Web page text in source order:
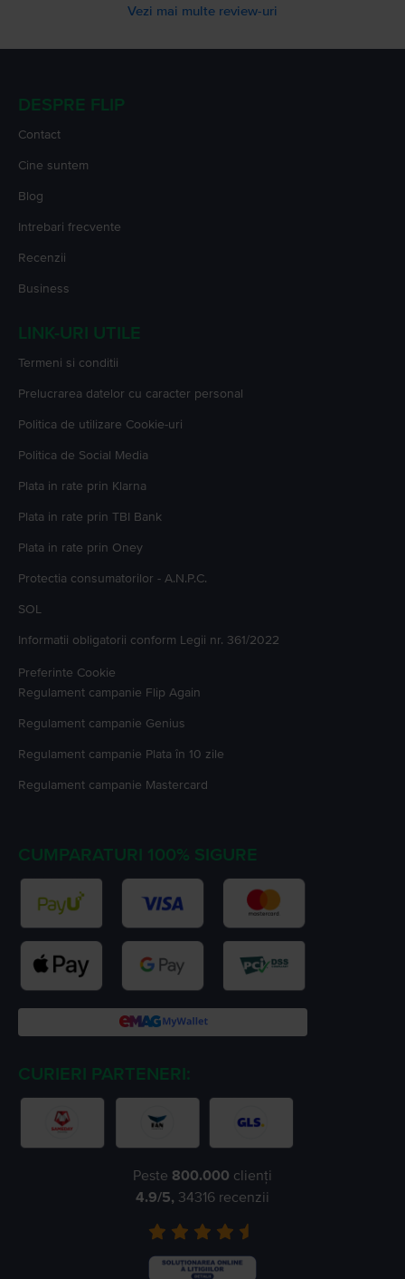
Vezi mai multe review-uri
DESPRE FLIP
Contact
Cine suntem
Blog
Intrebari frecvente
Recenzii
Business
LINK-URI UTILE
Termeni si conditii
Prelucrarea datelor cu caracter personal
Politica de utilizare Cookie-uri
Politica de Social Media
Plata in rate prin Klarna
Plata in rate prin TBI Bank
Plata in rate prin Oney
Protectia consumatorilor - A.N.P.C.
SOL
Informatii obligatorii conform Legii nr. 361/2022
Preferinte Cookie
Regulament campanie Flip Again
Regulament campanie Genius
Regulament campanie Plata în 10 zile
Regulament campanie Mastercard
CUMPARATURI 100% SIGURE
CURIERI PARTENERI:
Peste 800.000 clienți
4.9/5, 34316 recenzii